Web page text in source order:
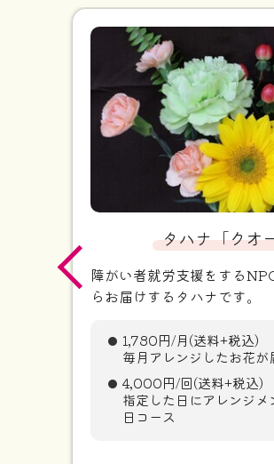
タハナ「クオ
障がい者就労支援をする
らお届けするタハナです。
1,780円/月(送料+税込)
毎月アレンジしたお花が
4,000円/回(送料+税込)
指定した日にアレンジメ
日コース